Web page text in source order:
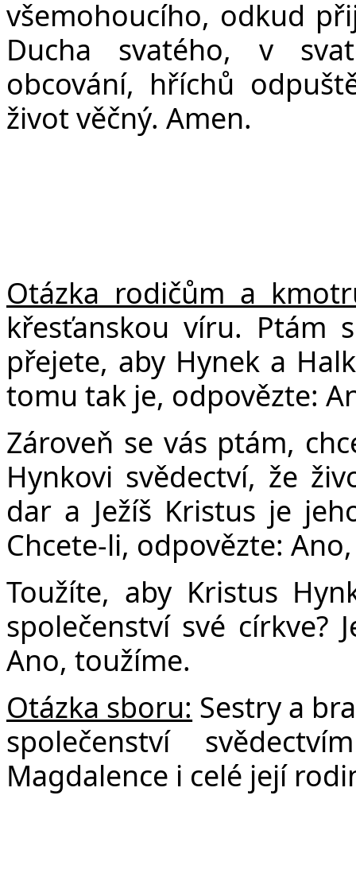
všemohoucího, odkud
Ducha svatého, v
obcování, hříchů
život věčný. Amen.
Otázka rodičům a
křesťanskou víru. Ptám
přejete, aby Hynek a
tomu tak je, odpovězte:
Zároveň se vás ptám,
Hynkovi svědectví, že
dar a Ježíš Kristus je
Chcete-li, odpovězte:
Toužíte, aby Kristus
společenství své církve?
Ano, toužíme.
Otázka sboru: Sestry a
společenství
Magdalence i celé její